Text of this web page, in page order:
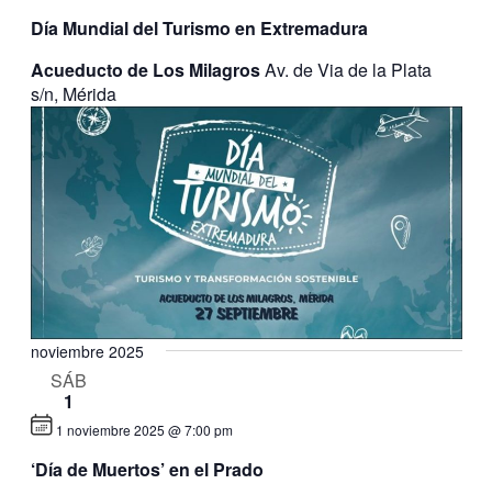
Día Mundial del Turismo en Extremadura
Acueducto de Los MilagrosAv. de Via de la Plata
s/n, Mérida
noviembre 2025
SÁB
1
‘Día de Muertos’ en el Prado
1 noviembre 2025 @ 7:00 pm